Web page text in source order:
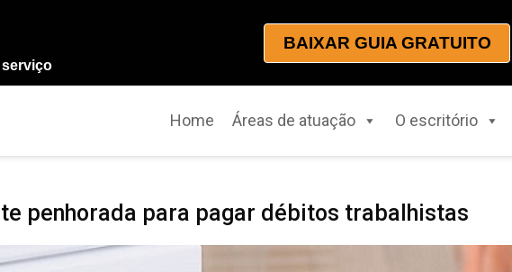
BAIXAR GUIA GRATUITO
Home Áreas de atuação O escritório
penhorada para pagar débitos trabalhistas